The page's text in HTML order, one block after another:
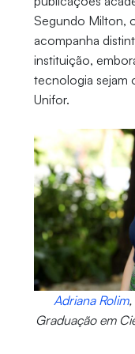
Segundo Milton,
acompanha
instituição,
tecnologia sejam
Unifor.
Adriana Rolim,
Graduação em